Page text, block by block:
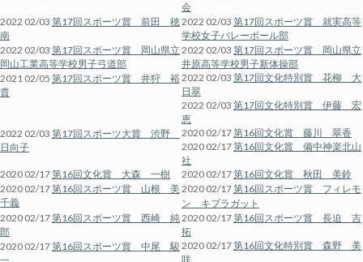
会
2022 02/03 第17回スポーツ賞 前田 穂
南
2022 02/03 第17回スポーツ賞 就実高等
学校女子バレーボール部
2022 02/03 第17回スポーツ賞 岡山県立
岡山工業高等学校男子弓道部
2022 02/03 第17回スポーツ賞 岡山県立
井原高等学校男子新体操部
2021 02/05 第17回スポーツ賞 井狩 裕
貴
2022 02/03 第17回文化特別賞 花柳 大
日翠
2022 02/03 第17回文化特別賞 伊藤 宏
恵
2022 02/03 第17回スポーツ大賞 渋野
日向子
2020 02/17第16回文化賞 藤川 翠香
2020 02/17第16回文化賞 備中神楽北山
社
2020 02/17第16回文化賞 大森 一樹 2020 02/17第16回文化賞 秋田 美鈴
2020 02/17第16回スポーツ賞 山根 美
千義
2020 02/17第16回スポーツ賞 フィレモ
ン キプラガット
2020 02/17第16回スポーツ賞 西崎 純
郎
2020 02/17第16回スポーツ賞 長迫 吉
拓
2020 02/17第16回スポーツ賞 中尾 駿 2020 02/17第16回文化特別賞 森野 美
咲